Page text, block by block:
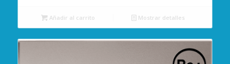
Añadir al carrito Mostrar detalles